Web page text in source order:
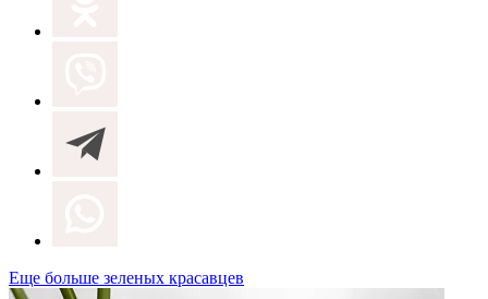
Еще больше зеленых красавцев